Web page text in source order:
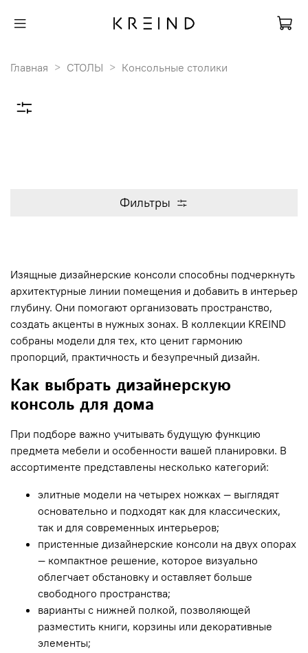
Главная СТОЛЫ Консольные столики
Фильтры
Изящные дизайнерские консоли способны подчеркнуть
архитектурные линии помещения и добавить в интерьер
глубину. Они помогают организовать пространство,
создать акценты в нужных зонах. В коллекции KREIND
собраны модели для тех, кто ценит гармонию
пропорций, практичность и безупречный дизайн.
Как выбрать дизайнерскую
консоль для дома
При подборе важно учитывать будущую функцию
предмета мебели и особенности вашей планировки. В
ассортименте представлены несколько категорий:
элитные модели на четырех ножках — выглядят
основательно и подходят как для классических,
так и для современных интерьеров;
пристенные дизайнерские консоли на двух опорах
— компактное решение, которое визуально
облегчает обстановку и оставляет больше
свободного пространства;
варианты с нижней полкой, позволяющей
разместить книги, корзины или декоративные
элементы;